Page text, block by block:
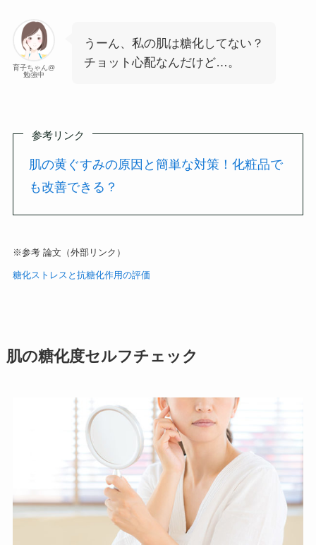
育子ちゃん@
勉強中
うーん、私の肌は糖化してない？
チョット心配なんだけど…。
参考リンク
肌の黄ぐすみの原因と簡単な対策！化粧品で
も改善できる？
※参考 論文（外部リンク）
糖化ストレスと抗糖化作用の評価
肌の糖化度セルフチェック